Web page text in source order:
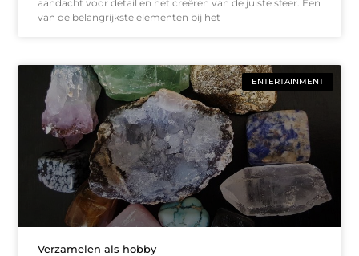
aandacht voor detail en het creëren van de juiste sfeer. Een
van de belangrijkste elementen bij het
ENTERTAINMENT
Verzamelen als hobby